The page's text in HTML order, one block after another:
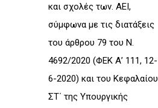
και σχολές των. ΑΕΙ,
σύμφωνα με τις διατάξεις
του άρθρου 79 του Ν.
4692/2020 (ΦΕΚ Α’ 111, 12-
6-2020) και του Κεφαλαίου
ΣΤ΄ της Υπουργικής